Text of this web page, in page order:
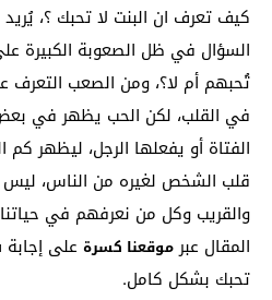
كيف تعرف ان البنت لا تحبك ؟،
السؤال في ظل الصعوبة الكبيرة
تُحبهم أم لا؟، ومن الصعب التعرف
في القلب، لكن الحب يظهر في بعض
الفتاة أو يفعلها الرجل، ليظهر كم
قلب الشخص لغيره من الناس،
والقريب وكل من نعرفهم في
المقال عبر موقعنا كسرة على
تحبك بشكل كامل.